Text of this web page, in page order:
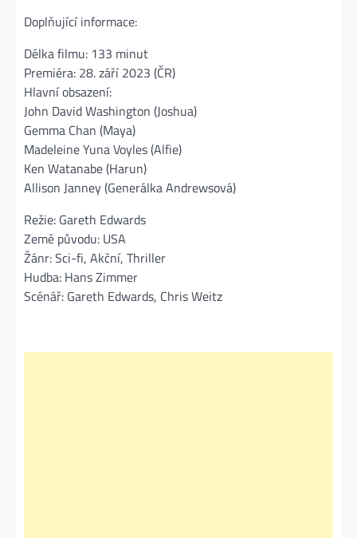
Doplňující informace:
Délka filmu: 133 minut
Premiéra: 28. září 2023 (ČR)
Hlavní obsazení:
John David Washington (Joshua)
Gemma Chan (Maya)
Madeleine Yuna Voyles (Alfie)
Ken Watanabe (Harun)
Allison Janney (Generálka Andrewsová)
Režie: Gareth Edwards
Země původu: USA
Žánr: Sci-fi, Akční, Thriller
Hudba: Hans Zimmer
Scénář: Gareth Edwards, Chris Weitz